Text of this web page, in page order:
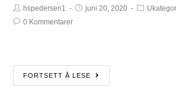
hspedersen1 juni 20, 2020
0 Kommentarer
FORTSETT Å LESE